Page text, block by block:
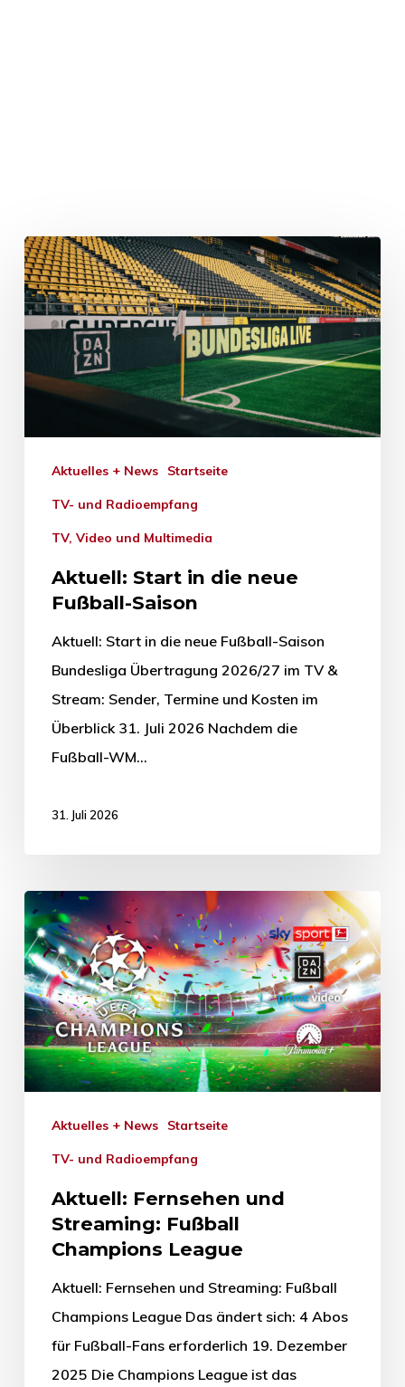
Aktuelles + News Startseite
TV- und Radioempfang
TV, Video und Multimedia
Aktuell: Start in die neue
Fußball-Saison
Aktuell: Start in die neue Fußball-Saison
Bundesliga Übertragung 2026/27 im TV &
Stream: Sender, Termine und Kosten im
Überblick 31. Juli 2026 Nachdem die
Fußball-WM…
31. Juli 2026
Aktuelles + News Startseite
TV- und Radioempfang
Aktuell: Fernsehen und
Streaming: Fußball
Champions League
Aktuell: Fernsehen und Streaming: Fußball
Champions League Das ändert sich: 4 Abos
für Fußball-Fans erforderlich 19. Dezember
2025 Die Champions League ist das